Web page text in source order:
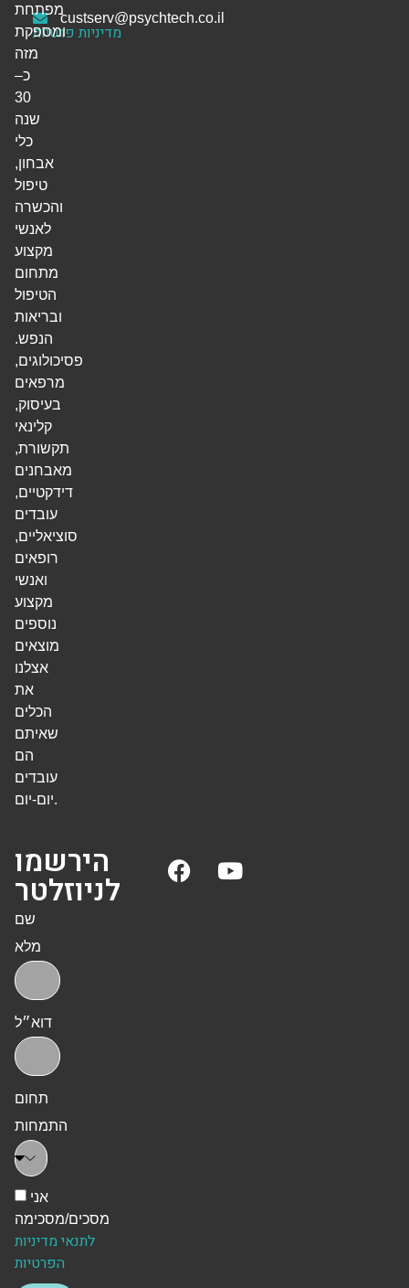
custserv@psychtech.co.il
מדיניות פרטיות
מפתחת
ומספקת
מזה
כ–
30
שנה
כלי
אבחון,
טיפול
והכשרה
לאנשי
מקצוע
מתחום
הטיפול
ובריאות
הנפש.
פסיכולוגים,
מרפאים
בעיסוק,
קלינאי
תקשורת,
מאבחנים
דידקטיים,
עובדים
סוציאליים,
רופאים
ואנשי
מקצוע
נוספים
מוצאים
אצלנו
את
הכלים
שאיתם
הם
עובדים
יום-יום.
הירשמו
לניוזלטר
שם
מלא
דוא״ל
תחום
התמחות
אני
מסכים/מסכימה
לתנאי מדיניות
הפרטיות